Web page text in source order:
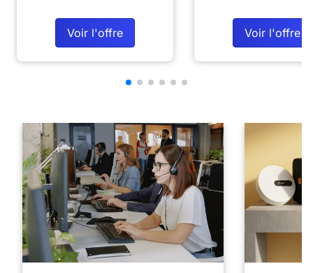
Voir l'offre Voir l'offre